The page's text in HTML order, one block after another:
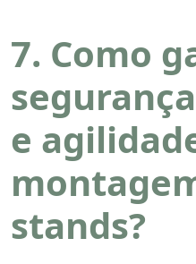
7. Como
e
stands?